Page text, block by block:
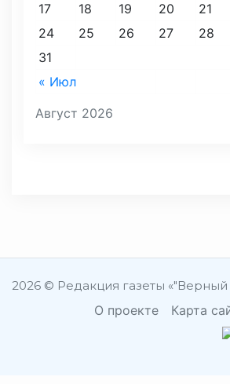
Август 2026
« Июл
17
18 19 20 21
24
25 26 27 28
31
2026 © Редакция газеты «"Верный
О проекте Карта